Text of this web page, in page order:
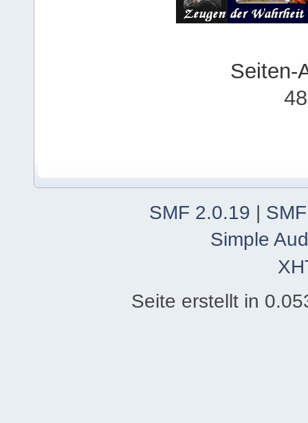
Seiten-
SMF 2.0.19 |
Simple
Seite erstellt in